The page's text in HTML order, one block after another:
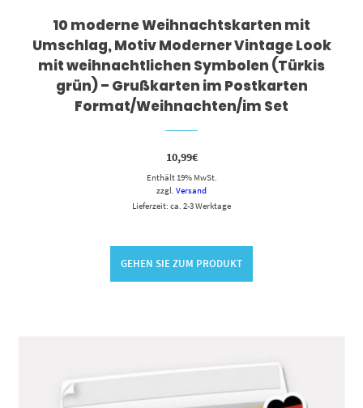
10 moderne Weihnachtskarten mit
Umschlag, Motiv Moderner Vintage Look
mit weihnachtlichen Symbolen (Türkis
grün) – Grußkarten im Postkarten
Format/Weihnachten/im Set
10,99€
Enthält 19% MwSt.
zzgl. Versand
Lieferzeit: ca. 2-3 Werktage
GEHEN SIE ZUM PRODUKT